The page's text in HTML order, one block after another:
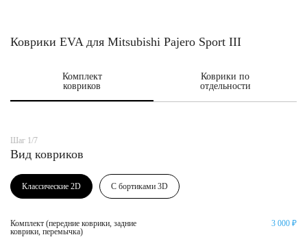
Коврики EVA для Mitsubishi Pajero Sport III
Комплект
ковриков
Коврики по
отдельности
Шаг 1/7
Вид ковриков
Классические 2D С бортиками 3D
Комплект (передние коврики, задние
коврики, перемычка)
3 000 ₽